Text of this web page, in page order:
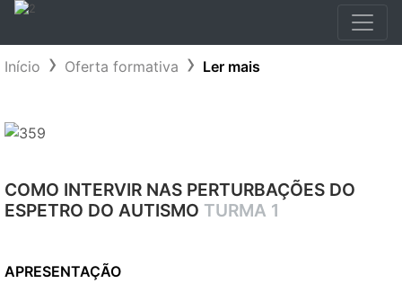
Início Oferta formativa Ler mais
COMO INTERVIR NAS PERTURBAÇÕES DO
ESPETRO DO AUTISMO TURMA 1
APRESENTAÇÃO